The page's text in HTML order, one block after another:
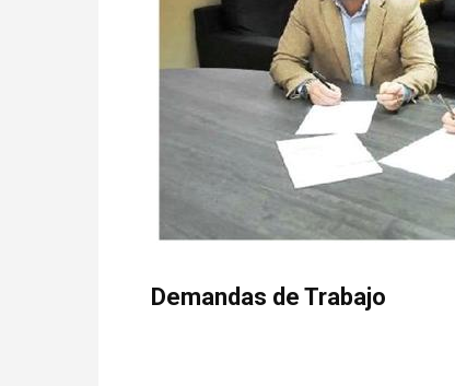
Demandas de Trabajo